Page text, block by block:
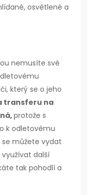
osvětlené a
nemusíte své
který se o jeho
transferu na
protože s
k odletovému
se můžete vydat
další
tak pohodlí a